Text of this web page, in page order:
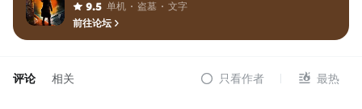
9.5 单机 盗墓
文字
前往论坛
评论 相关 只看作者 最热